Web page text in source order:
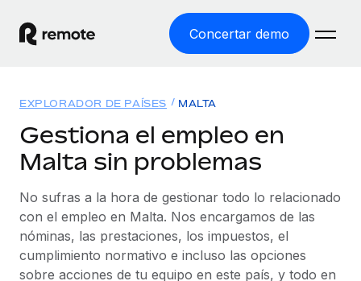
Concertar demo
EMPLEO GLOBAL
Nómina global
Gestiona las nóminas de forma sencilla y conforme a la
legalidad.
Employer of Record
Soluciones
COBERTURA MUNDIAL
Explorador de países
Consulta el soporte del empleo global según el país.
Recursos
HERRAMIENTAS Y CALCULADORAS
Calculadora del riesgo de clasificación errónea
Precios
EXPLORADOR DE PAÍSES MALTA
Gestiona el empleo en
Malta sin problemas
No sufras a la hora de gestionar todo lo relacionado
con el empleo en Malta. Nos encargamos de las
nóminas, las prestaciones, los impuestos, el
cumplimiento normativo e incluso las opciones
sobre acciones de tu equipo en este país, y todo en